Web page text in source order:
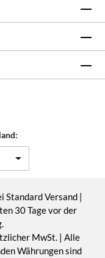
Standard Versand |
30 Tage vor der
MwSt. | Alle
Währungen sind